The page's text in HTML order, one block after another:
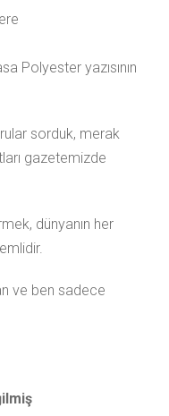
Polyester yazısının
sorduk, merak
gazetemizde
dünyanın her
ve ben sadece